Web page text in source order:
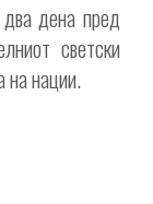
дена пред
светски
на нации.